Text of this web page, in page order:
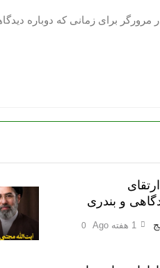
مرورگر برای زمانی که دوباره
و بندری
1 هفته Ago 0